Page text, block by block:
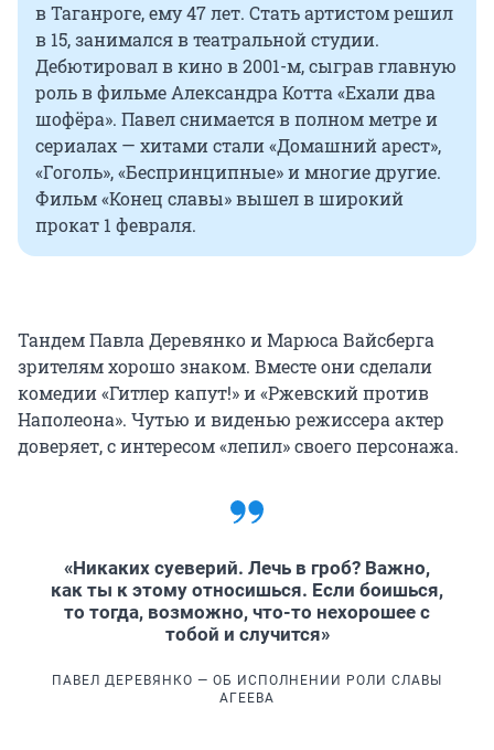
в Таганроге, ему 47 лет. Стать артистом решил
в 15, занимался в театральной студии.
Дебютировал в кино в 2001-м, сыграв главную
роль в фильме Александра Котта «Ехали два
шофёра». Павел снимается в полном метре и
сериалах — хитами стали «Домашний арест»,
«Гоголь», «Беспринципные» и многие другие.
Фильм «Конец славы» вышел в широкий
прокат 1 февраля.
Тандем Павла Деревянко и Марюса Вайсберга
зрителям хорошо знаком. Вместе они сделали
комедии «Гитлер капут!» и «Ржевский против
Наполеона». Чутью и виденью режиссера актер
доверяет, с интересом «лепил» своего персонажа.
«Никаких суеверий. Лечь в гроб? Важно,
как ты к этому относишься. Если боишься,
то тогда, возможно, что-то нехорошее с
тобой и случится»
ПАВЕЛ ДЕРЕВЯНКО — ОБ ИСПОЛНЕНИИ РОЛИ СЛАВЫ
АГЕЕВА